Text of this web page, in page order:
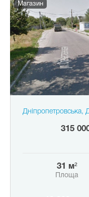
Магазин
Дніпропетровська,
315
31 м²
Площа